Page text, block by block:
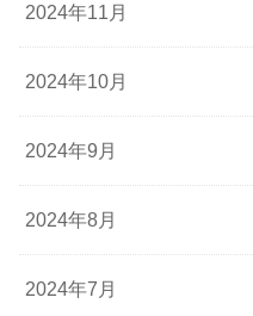
2024年11月
2024年10月
2024年9月
2024年8月
2024年7月